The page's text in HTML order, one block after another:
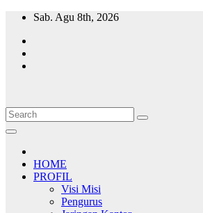
Skip
content
Sab. Agu 8th, 2026
HOME
PROFIL
Visi Misi
Pengurus